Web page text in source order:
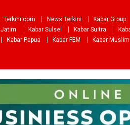
Terkini.com News Terkini Kabar Group
Jatim Kabar Sulsel Kabar Sultra
Kabar Papua Kabar FEM Kabar Muslim